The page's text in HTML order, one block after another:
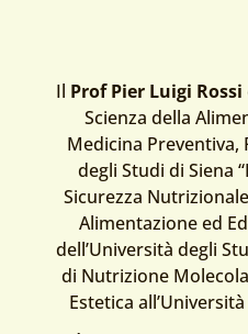
Il Prof Pier Luigi Rossi
Scienza della
Medicina
degli Studi di Siena
Sicurezza
Alimentazione ed
dell’Università degli
di Nutrizione
Estetica